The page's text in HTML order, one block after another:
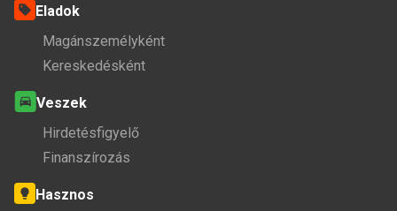
Eladok
Magánszemélyként
Kereskedésként
Veszek
Hirdetésfigyelő
Finanszírozás
Hasznos